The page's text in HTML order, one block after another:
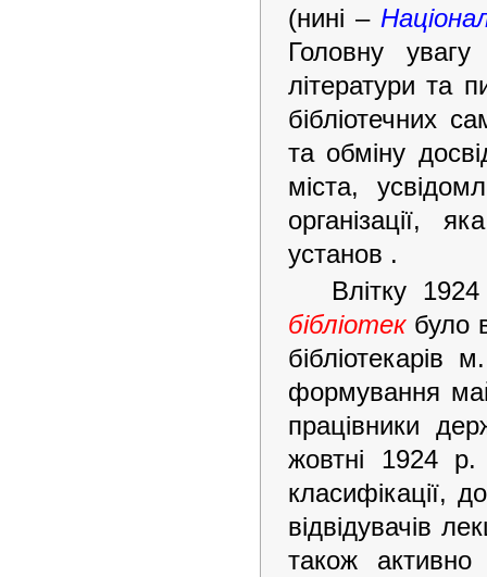
(нині –
Головну
літератури та
бібліотечних
та обміну
міста,
організації,
установ .
Влітку
бібліотекбуло
бібліотекарів
формування
працівники
жовтні 1924 р.
класифікації,
відвідувачів
також активно